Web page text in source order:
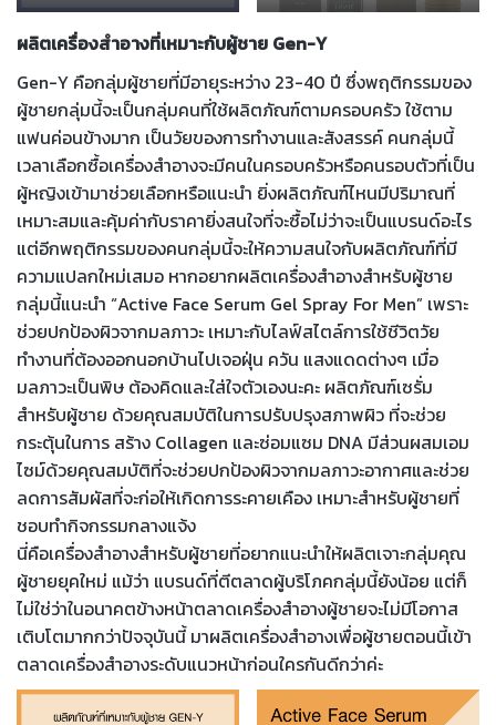
ผลิตเครื่องสำอางที่เหมาะกับผู้ชาย Gen-Y
Gen-Y คือกลุ่มผู้ชายที่มีอายุระหว่าง 23-40 ปี ซึ่งพฤติกรรมของ
ผู้ชายกลุ่มนี้จะเป็นกลุ่มคนที่ใช้ผลิตภัณฑ์ตามครอบครัว ใช้ตาม
แฟนค่อนข้างมาก เป็นวัยของการทำงานและสังสรรค์ คนกลุ่มนี้
เวลาเลือกซื้อเครื่องสำอางจะมีคนในครอบครัวหรือคนรอบตัวที่เป็น
ผู้หญิงเข้ามาช่วยเลือกหรือแนะนำ ยิ่งผลิตภัณฑ์ไหนมีปริมาณที่
เหมาะสมและคุ้มค่ากับราคายิ่งสนใจที่จะซื้อไม่ว่าจะเป็นแบรนด์อะไร
แต่อีกพฤติกรรมของคนกลุ่มนี้จะให้ความสนใจกับผลิตภัณฑ์ที่มี
ความแปลกใหม่เสมอ หากอยากผลิตเครื่องสำอางสำหรับผู้ชาย
กลุ่มนี้แนะนำ “Active Face Serum Gel Spray For Men” เพราะ
ช่วยปกป้องผิวจากมลภาวะ เหมาะกับไลฟ์สไตล์การใช้ชีวิตวัย
ทำงานที่ต้องออกนอกบ้านไปเจอฝุ่น ควัน แสงแดดต่างๆ เมื่อ
มลภาวะเป็นพิษ ต้องคิดและใส่ใจตัวเองนะคะ ผลิตภัณฑ์เซรั่ม
สำหรับผู้ชาย ด้วยคุณสมบัติในการปรับปรุงสภาพผิว ที่จะช่วย
กระตุ้นในการ สร้าง Collagen และซ่อมแซม DNA มีส่วนผสมเอม
ไซม์ด้วยคุณสมบัติที่จะช่วยปกป้องผิวจากมลภาวะอากาศและช่วย
ลดการสัมผัสที่จะก่อให้เกิดการระคายเคือง เหมาะสำหรับผู้ชายที่
ชอบทำกิจกรรมกลางแจ้ง
นี่คือเครื่องสำอางสำหรับผู้ชายที่อยากแนะนำให้ผลิตเจาะกลุ่มคุณ
ผู้ชายยุคใหม่ แม้ว่า แบรนด์ที่ตีตลาดผู้บริโภคกลุ่มนี้ยังน้อย แต่ก็
ไม่ใช่ว่าในอนาคตข้างหน้าตลาดเครื่องสำอางผู้ชายจะไม่มีโอกาส
เติบโตมากกว่าปัจจุบันนี้ มาผลิตเครื่องสำอางเพื่อผู้ชายตอนนี้เข้า
ตลาดเครื่องสำอางระดับแนวหน้าก่อนใครกันดีกว่าค่ะ